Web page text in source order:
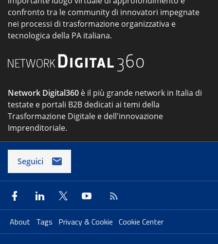
confronto tra le community di innovatori impegnate
nei processi di trasformazione organizzativa e
tecnologica della PA italiana.
Network Digital360 è il più grande network in Italia di
testate e portali B2B dedicati ai temi della
Trasformazione Digitale e dell'innovazione
Imprenditoriale.
Seguici
About Tags Privacy & Cookie Cookie Center